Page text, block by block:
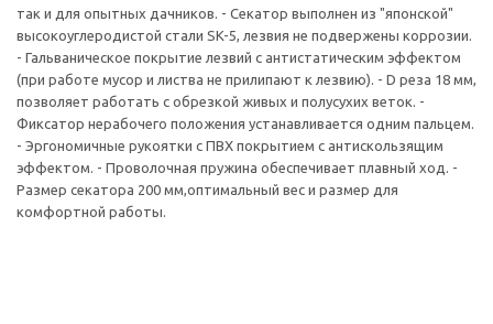
так и для опытных дачников. - Секатор выполнен из "японской"
высокоуглеродистой стали SK-5, лезвия не подвержены коррозии.
- Гальваническое покрытие лезвий с антистатическим эффектом
(при работе мусор и листва не прилипают к лезвию). - D реза 18 мм,
позволяет работать с обрезкой живых и полусухих веток. -
Фиксатор нерабочего положения устанавливается одним пальцем.
- Эргономичные рукоятки с ПВХ покрытием с антискользящим
эффектом. - Проволочная пружина обеспечивает плавный ход. -
Размер секатора 200 мм,оптимальный вес и размер для
комфортной работы.